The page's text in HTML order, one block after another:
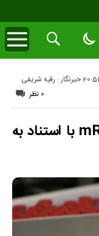
خبرنگار : رقیه شریفی
0 نظر
پایان قراردادهای واکسن mRNA با استناد به